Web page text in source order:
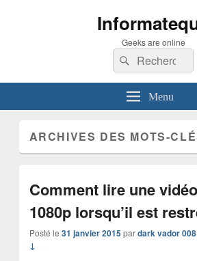
Geeks are online
Recherche :
Rechercher
Menu
ARCHIVES DES MOTS-
Comment lire une
1080p lorsqu’il est
Posté le 31 janvier 2015 pardark vador 008
↓